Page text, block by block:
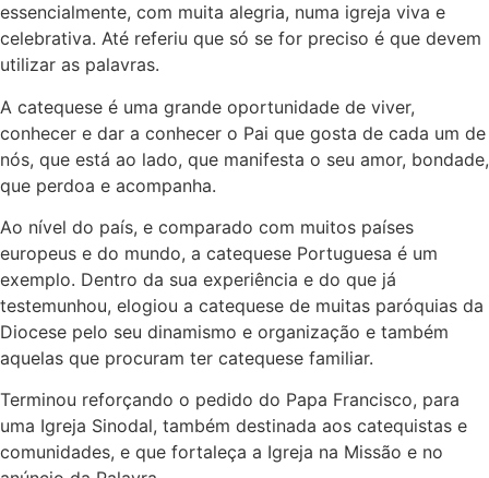
essencialmente, com muita alegria, numa igreja viva e
celebrativa. Até referiu que só se for preciso é que devem
utilizar as palavras.
A catequese é uma grande oportunidade de viver,
conhecer e dar a conhecer o Pai que gosta de cada um de
nós, que está ao lado, que manifesta o seu amor, bondade,
que perdoa e acompanha.
Ao nível do país, e comparado com muitos países
europeus e do mundo, a catequese Portuguesa é um
exemplo. Dentro da sua experiência e do que já
testemunhou, elogiou a catequese de muitas paróquias da
Diocese pelo seu dinamismo e organização e também
aquelas que procuram ter catequese familiar.
Terminou reforçando o pedido do Papa Francisco, para
uma Igreja Sinodal, também destinada aos catequistas e
comunidades, e que fortaleça a Igreja na Missão e no